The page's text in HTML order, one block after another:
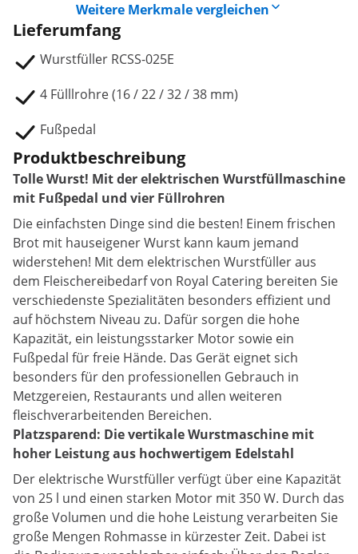
Weitere Merkmale vergleichen
Lieferumfang
Wurstfüller RCSS-025E
4 Fülllrohre (16 / 22 / 32 / 38 mm)
Fußpedal
Produktbeschreibung
Tolle Wurst! Mit der elektrischen Wurstfüllmaschine
mit Fußpedal und vier Füllrohren
Die einfachsten Dinge sind die besten! Einem frischen
Brot mit hauseigener Wurst kann kaum jemand
widerstehen! Mit dem elektrischen Wurstfüller aus
dem Fleischereibedarf von Royal Catering bereiten Sie
verschiedenste Spezialitäten besonders effizient und
auf höchstem Niveau zu. Dafür sorgen die hohe
Kapazität, ein leistungsstarker Motor sowie ein
Fußpedal für freie Hände. Das Gerät eignet sich
besonders für den professionellen Gebrauch in
Metzgereien, Restaurants und allen weiteren
fleischverarbeitenden Bereichen.
Platzsparend: Die vertikale Wurstmaschine mit
hoher Leistung aus hochwertigem Edelstahl
Der elektrische Wurstfüller verfügt über eine Kapazität
von 25 l und einen starken Motor mit 350 W. Durch das
große Volumen und die hohe Leistung verarbeiten Sie
große Mengen Rohmasse in kürzester Zeit. Dabei ist